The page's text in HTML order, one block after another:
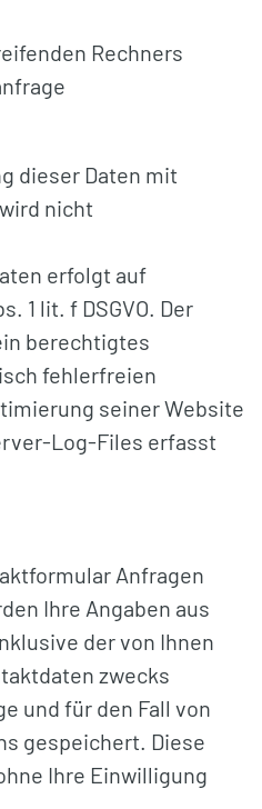
Rechners
dieser Daten mit
nicht
erfolgt auf
1 lit. f DSGVO. Der
berechtigtes
fehlerfreien
seiner Website
Log-Files erfasst
Anfragen
Ihre Angaben aus
der von Ihnen
zwecks
und für den Fall von
gespeichert. Diese
Ihre Einwilligung